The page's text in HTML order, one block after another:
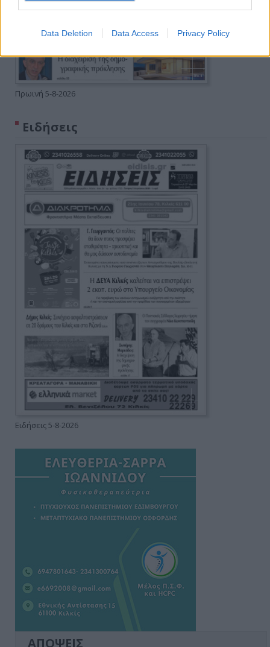
Data Deletion Data Access Privacy Policy
Πρωινή 5-8-2026
Ειδήσεις
Ειδήσεις 5-8-2026
ΑΠΟΨΕΙΣ